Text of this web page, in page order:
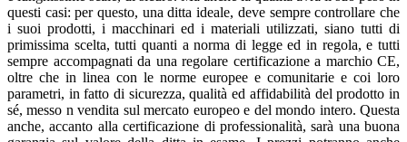
questi casi: per questo, una ditta ideale, deve sempre controllare che
i suoi prodotti, i macchinari ed i materiali utilizzati, siano tutti di
primissima scelta, tutti quanti a norma di legge ed in regola, e tutti
sempre accompagnati da una regolare certificazione a marchio CE,
oltre che in linea con le norme europee e comunitarie e coi loro
parametri, in fatto di sicurezza, qualità ed affidabilità del prodotto in
sé, messo n vendita sul mercato europeo e del mondo intero. Questa
anche, accanto alla certificazione di professionalità, sarà una buona